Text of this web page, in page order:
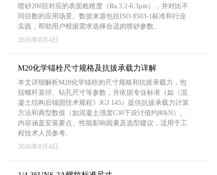
喷砂200目对应的表面粗糙度（Ra 3.2-6.3μm），并对比不
同目数的应用场景。数据来源包括ISO 8503-1标准和行业
实践，帮助用户根据需求选择合适的喷砂参数。
2026年8月4日
M20化学锚栓尺寸规格及抗拔承载力详解
本文详细解析M20化学锚栓的尺寸规格和抗拔承载力，包
括螺杆直径、钻孔尺寸等参数，并依据专业标准（如《混
凝土结构后锚固技术规程》JGJ 145）提供抗拔承载力计算
方法和典型数值（如混凝土强度C30下设计值约80kN）。
内容涵盖安装要点、性能影响因素及选型建议，适用于工
程技术人员参考。
2026年8月4日